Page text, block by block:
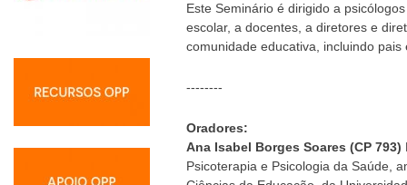
Este Seminário é dirigido a
escolar, a docentes, a diretores e
comunidade educativa, incluindo
--------
Oradores:
Ana Isabel Borges Soares (CP 793)
Psicoterapia e Psicologia da Saúde,